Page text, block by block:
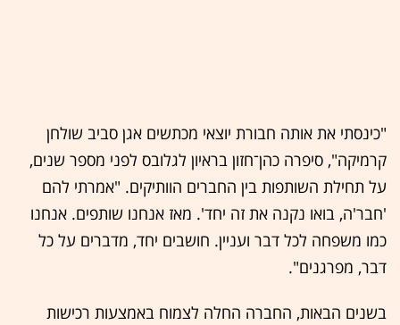
"כינסתי את אותה חבורת יוצאי מכתשים אגן סביב שולחן
קרמיקה", סיפרה כהן־חזון בראיון לגלובס לפני מספר שנים,
על תחילת השותפות בין החברים הוותיקים. "אמרתי להם
'חבר'ה, בואו נקנה את זה יחד'. מאז אנחנו שותפים. אנחנו
כמו משפחה לכל דבר ועניין. חושבים יחד, מדברים על כל
דבר, מפרגנים".
בשנים הבאות, החברה החלה לצמוח באמצעות רכישות